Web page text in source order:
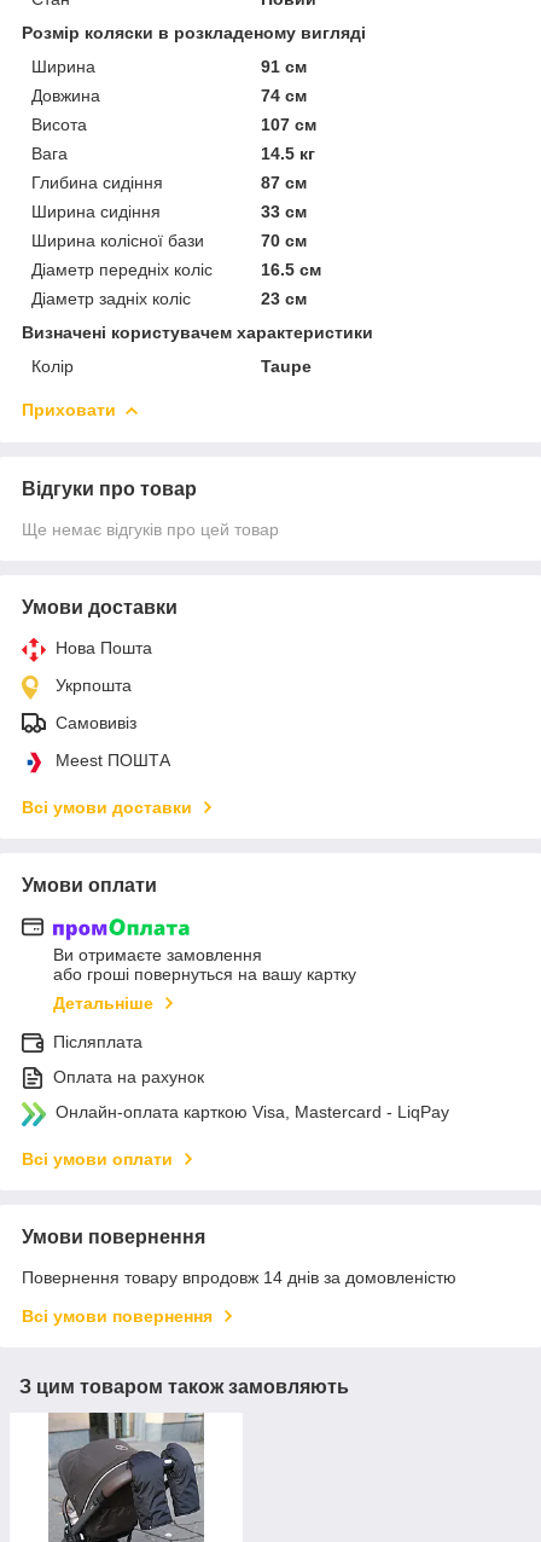
Розмір коляски в розкладеному вигляді
Ширина
91 см
Довжина
74 см
Висота
107 см
Вага
14.5 кг
Глибина сидіння
87 см
Ширина сидіння
33 см
Ширина колісної бази
70 см
Діаметр передніх коліс
16.5 см
Діаметр задніх коліс
23 см
Визначені користувачем характеристики
Колір
Taupe
Приховати
Відгуки про товар
Ще немає відгуків про цей товар
Умови доставки
Нова Пошта
Укрпошта
Самовивіз
Meest ПОШТА
Всі умови доставки
Умови оплати
Ви отримаєте замовлення
або гроші повернуться на вашу картку
Детальніше
Післяплата
Оплата на рахунок
Онлайн-оплата карткою Visa, Mastercard - LiqPay
Всі умови оплати
Умови повернення
Повернення товару впродовж 14 днів за домовленістю
Всі умови повернення
З цим товаром також замовляють